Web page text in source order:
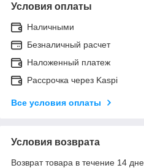
Условия оплаты
Наличными
Безналичный расчет
Наложенный платеж
Рассрочка через Kaspi
Все условия оплаты
Условия возврата
Возврат товара в течение 14